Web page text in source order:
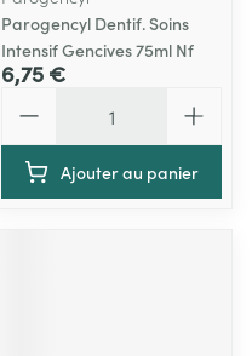
Parogencyl Dentif. Soins
Intensif Gencives 75ml Nf
6,75 €
Ajouter au panier